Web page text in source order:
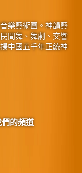
樂藝術團。神韻藝
間舞、舞劇、交響
中國五千年正統神
的頻道